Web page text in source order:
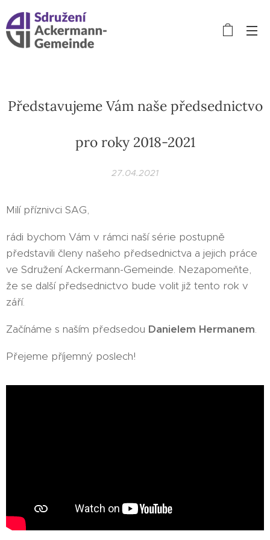
Představujeme Vám naše předsednictvo
pro roky 2018-2021
27.04.2021
Milí příznivci SAG,
rádi bychom Vám v rámci naší série postupně
představili členy našeho předsednictva a jejich práce
ve Sdružení Ackermann-Gemeinde. Nezapomeňte,
že se další předsednictvo bude volit již tento rok v
září.
Začínáme s naším předsedou Danielem Hermanem.
Přejeme příjemný poslech!